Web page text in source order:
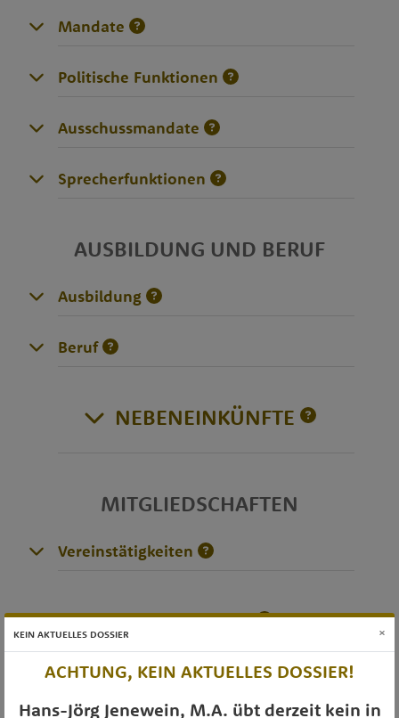
Mandate
Politische Funktionen
Ausschussmandate
Sprecherfunktionen
AUSBILDUNG UND BERUF
Ausbildung
Beruf
NEBENEINKÜNFTE
MITGLIEDSCHAFTEN
Vereinstätigkeiten
DIVERSES
OTS-AUSSENDUNGEN
KEIN AKTUELLES DOSSIER ×
ACHTUNG, KEIN AKTUELLES DOSSIER!
Hans-Jörg Jenewein, M.A. übt derzeit kein in